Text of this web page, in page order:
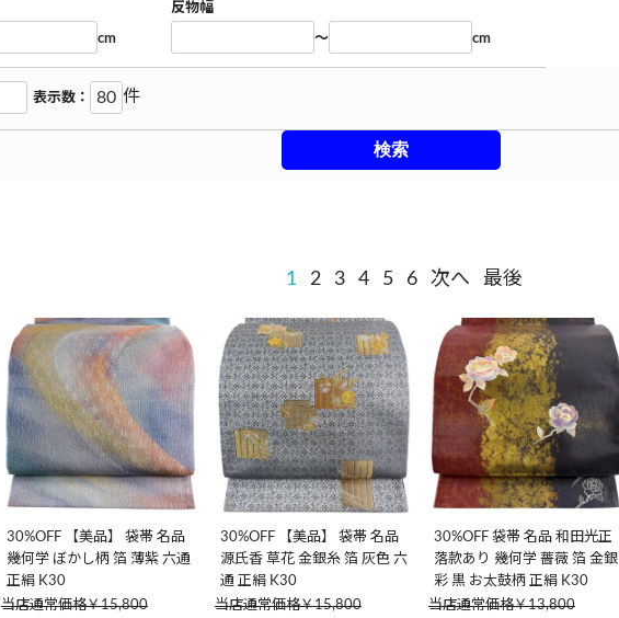
cm
反物幅
～ cm
表示数： 件
1 2 3 4 5 6 次へ 最後
30%OFF 【美品】 袋帯 名品
幾何学 ぼかし柄 箔 薄紫 六通
正絹 K30
当店通常価格￥15,800
30%OFF 【美品】 袋帯 名品
源氏香 草花 金銀糸 箔 灰色 六
通 正絹 K30
当店通常価格￥15,800
30%OFF 袋帯 名品 和田光正
落款あり 幾何学 薔薇 箔 金銀
彩 黒 お太鼓柄 正絹 K30
当店通常価格￥13,800